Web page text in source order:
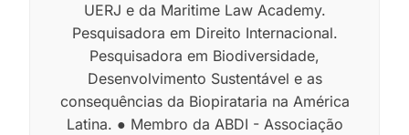
UERJ e da Maritime Law Academy.
Pesquisadora em Direito Internacional.
Pesquisadora em Biodiversidade,
Desenvolvimento Sustentável e as
consequências da Biopirataria na América
Latina. ● Membro da ABDI - Associação